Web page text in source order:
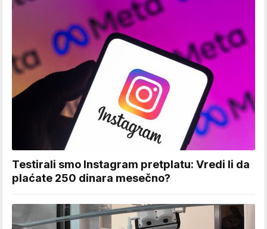
Testirali smo Instagram pretplatu: Vredi li da
plaćate 250 dinara mesečno?